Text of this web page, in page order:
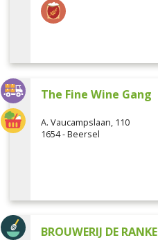
The Fine Wine Gang
A. Vaucampslaan, 110
1654 - Beersel
BROUWERIJ DE RANKE